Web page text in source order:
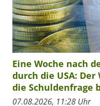
Eine Woche nach
durch die USA:
die Schuldenfrage
07.08.2026, 11:28 Uhr